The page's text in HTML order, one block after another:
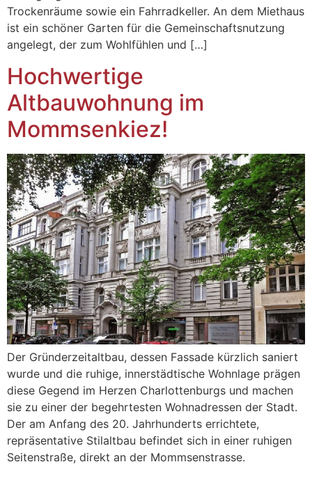
Trockenräume sowie ein Fahrradkeller. An dem Miethaus
ist ein schöner Garten für die Gemeinschaftsnutzung
angelegt, der zum Wohlfühlen und […]
Hochwertige
Altbauwohnung im
Mommsenkiez!
Der Gründerzeitaltbau, dessen Fassade kürzlich saniert
wurde und die ruhige, innerstädtische Wohnlage prägen
diese Gegend im Herzen Charlottenburgs und machen
sie zu einer der begehrtesten Wohnadressen der Stadt.
Der am Anfang des 20. Jahrhunderts errichtete,
repräsentative Stilaltbau befindet sich in einer ruhigen
Seitenstraße, direkt an der Mommsenstrasse.